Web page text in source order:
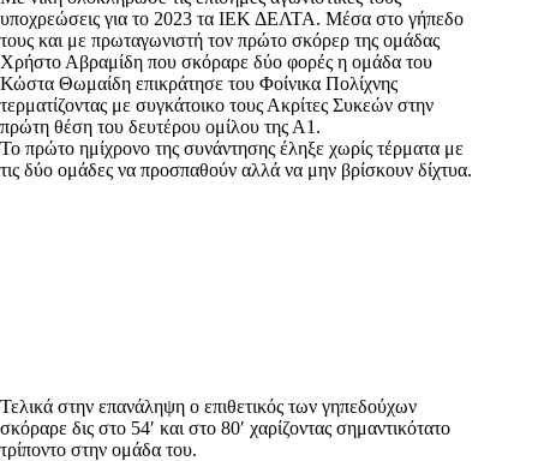
υποχρεώσεις για το 2023 τα ΙΕΚ ΔΕΛΤΑ. Μέσα στο γήπεδο
τους και με πρωταγωνιστή τον πρώτο σκόρερ της ομάδας
Χρήστο Αβραμίδη που σκόραρε δύο φορές η ομάδα του
Κώστα Θωμαίδη επικράτησε του Φοίνικα Πολίχνης
τερματίζοντας με συγκάτοικο τους Ακρίτες Συκεών στην
πρώτη θέση του δευτέρου ομίλου της Α1.
Το πρώτο ημίχρονο της συνάντησης έληξε χωρίς τέρματα με
τις δύο ομάδες να προσπαθούν αλλά να μην βρίσκουν δίχτυα.
Τελικά στην επανάληψη ο επιθετικός των γηπεδούχων
σκόραρε δις στο 54′ και στο 80′ χαρίζοντας σημαντικότατο
τρίποντο στην ομάδα του.